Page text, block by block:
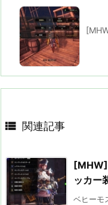
 関連記事
[MHW]
ッカー
ベヒーモ